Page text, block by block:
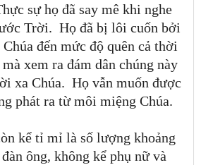
sự họ đã say mê khi nghe
Trời. Họ đã bị lôi cuốn bởi
đến mức độ quên cả thời
xem ra đám dân chúng này
xa Chúa. Họ vẫn muốn được
phát ra từ môi miệng Chúa.
kể tỉ mỉ là số lượng khoảng
ông, không kể phụ nữ và